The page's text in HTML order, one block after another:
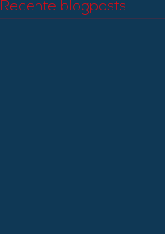
Recente blogposts